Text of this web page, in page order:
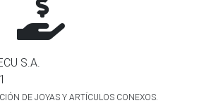
S.A.
DE JOYAS Y ARTÍCULOS CONEXOS.